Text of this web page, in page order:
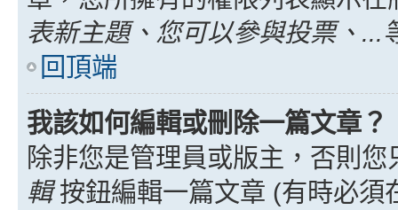
表新主題、您可以參與投票、...
回頂端
我該如何編輯或刪除一篇文章？
除非您是管理員或版主，否則
輯按鈕編輯一篇文章 (有時必須